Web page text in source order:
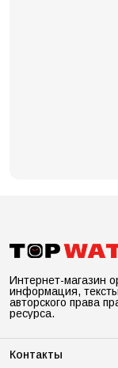
Интернет-магазин
информация,
авторского права
ресурса.
Контакты